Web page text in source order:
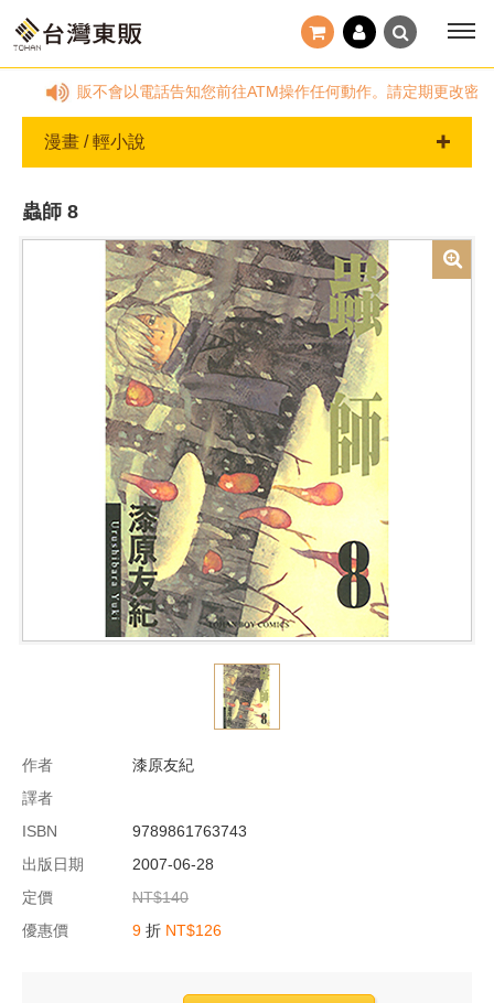
東販不會以電話告知您前往ATM操作任何動作。請定期更改密碼，
漫畫 / 輕小說
蟲師 8
作者
漆原友紀
譯者
ISBN
9789861763743
出版日期
2007-06-28
定價
NT$140
優惠價
9 折 NT$126